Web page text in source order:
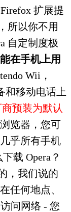
扩展提
所以你不用
自定制度极
能在手机上用
Wii，
和移动电话上
预装为默认
览器，您可
乎所有手机
载 Opera？
，我们说的
任何地点、
问网络 - 您